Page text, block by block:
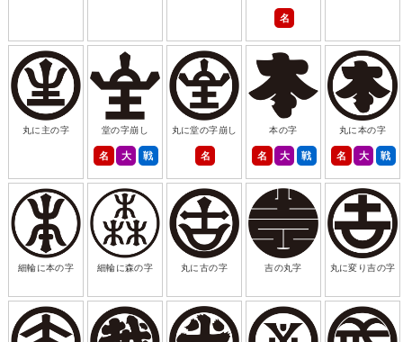
名
丸に主の字 堂の字崩し
名 大 戦
丸に堂の字崩し
名
本の字
名 大 戦
丸に本の字
名 大 戦
細輪に本の字 細輪に森の字 丸に古の字 吉の丸字 丸に変り吉の字